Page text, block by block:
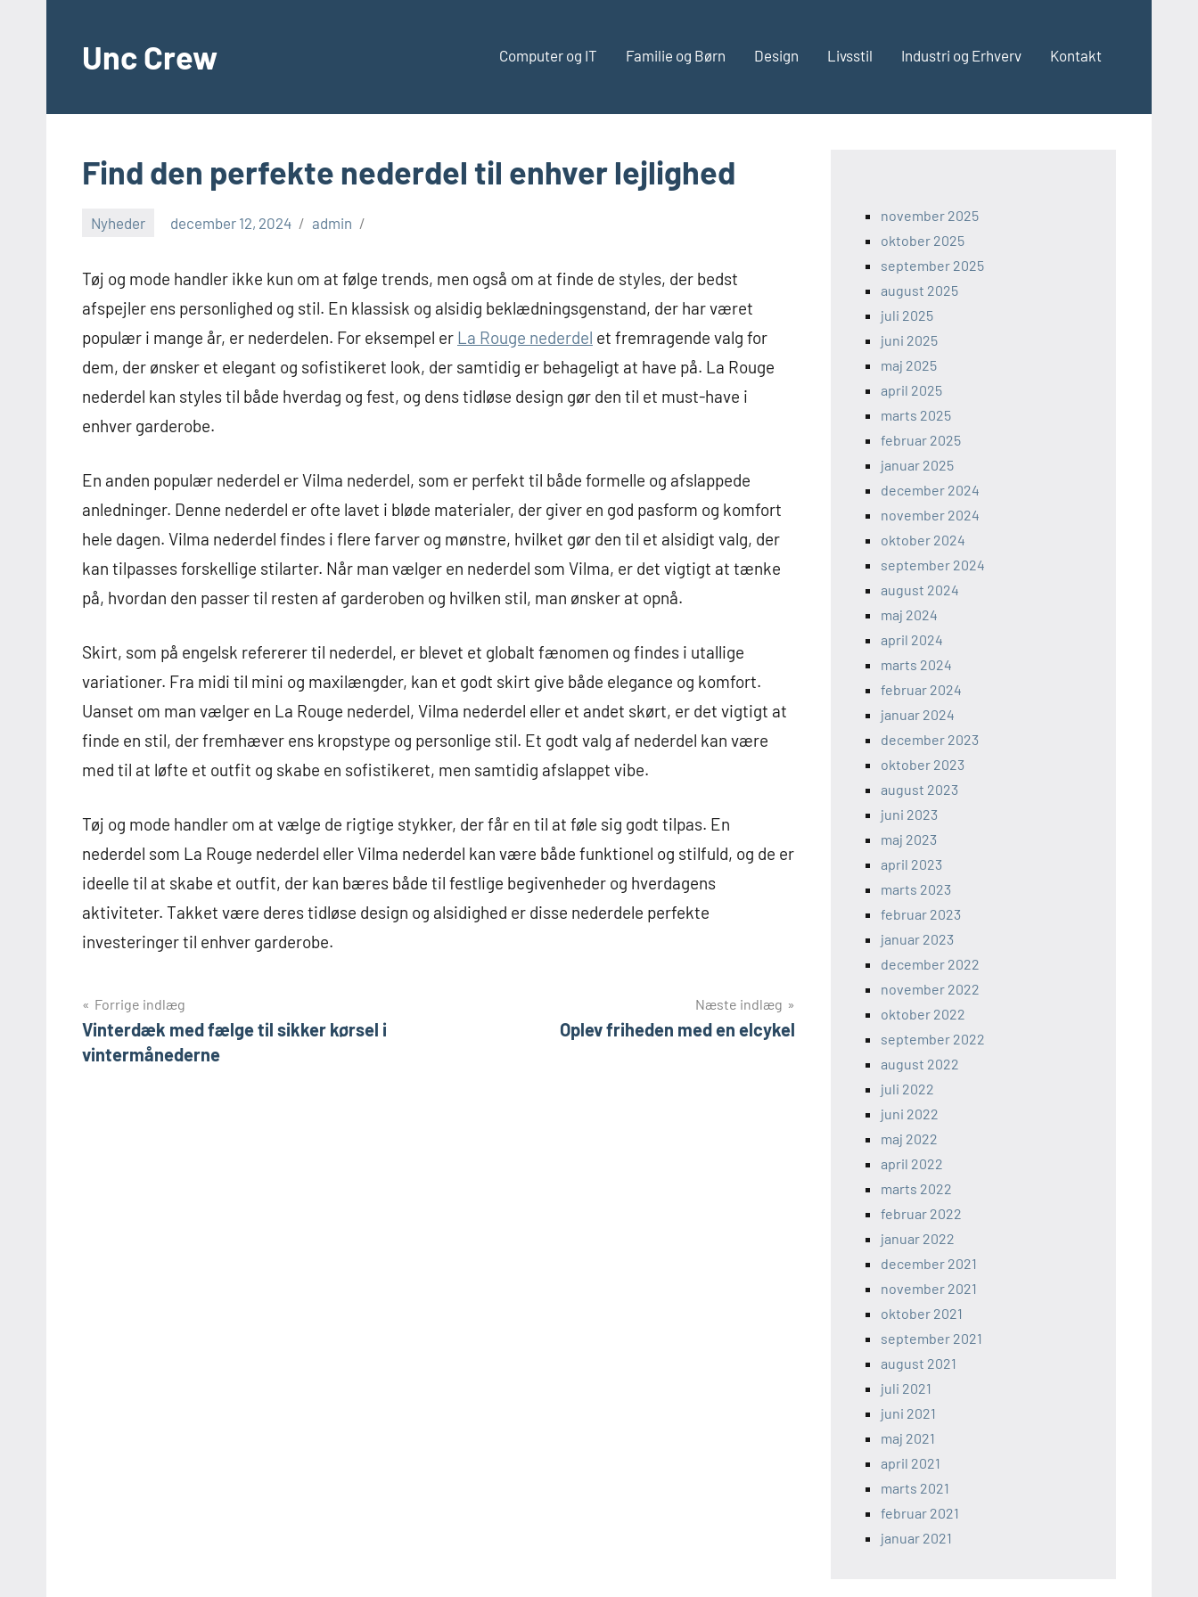
indholdUnc Crew Computer og IT Familie og Børn Design Livsstil Industri og Erhverv Kontakt
Find den perfekte nederdel til enhver lejlighed
Nyheder december 12, 2024 admin
Tøj og mode handler ikke kun om at følge trends, men også om at finde de styles, der bedst
afspejler ens personlighed og stil. En klassisk og alsidig beklædningsgenstand, der har været
populær i mange år, er nederdelen. For eksempel er La Rouge nederdel et fremragende valg for
dem, der ønsker et elegant og sofistikeret look, der samtidig er behageligt at have på. La Rouge
nederdel kan styles til både hverdag og fest, og dens tidløse design gør den til et must-have i
enhver garderobe.
En anden populær nederdel er Vilma nederdel, som er perfekt til både formelle og afslappede
anledninger. Denne nederdel er ofte lavet i bløde materialer, der giver en god pasform og komfort
hele dagen. Vilma nederdel findes i flere farver og mønstre, hvilket gør den til et alsidigt valg, der
kan tilpasses forskellige stilarter. Når man vælger en nederdel som Vilma, er det vigtigt at tænke
på, hvordan den passer til resten af garderoben og hvilken stil, man ønsker at opnå.
Skirt, som på engelsk refererer til nederdel, er blevet et globalt fænomen og findes i utallige
variationer. Fra midi til mini og maxilængder, kan et godt skirt give både elegance og komfort.
Uanset om man vælger en La Rouge nederdel, Vilma nederdel eller et andet skørt, er det vigtigt at
finde en stil, der fremhæver ens kropstype og personlige stil. Et godt valg af nederdel kan være
med til at løfte et outfit og skabe en sofistikeret, men samtidig afslappet vibe.
Tøj og mode handler om at vælge de rigtige stykker, der får en til at føle sig godt tilpas. En
nederdel som La Rouge nederdel eller Vilma nederdel kan være både funktionel og stilfuld, og de er
ideelle til at skabe et outfit, der kan bæres både til festlige begivenheder og hverdagens
aktiviteter. Takket være deres tidløse design og alsidighed er disse nederdele perfekte
investeringer til enhver garderobe.
Indlægsnavigation
Forrige indlæg
Vinterdæk med fælge til sikker kørsel i
vintermånederne
Næste indlæg
Oplev friheden med en elcykel
november 2025
oktober 2025
september 2025
august 2025
juli 2025
juni 2025
maj 2025
april 2025
marts 2025
februar 2025
januar 2025
december 2024
november 2024
oktober 2024
september 2024
august 2024
maj 2024
april 2024
marts 2024
februar 2024
januar 2024
december 2023
oktober 2023
august 2023
juni 2023
maj 2023
april 2023
marts 2023
februar 2023
januar 2023
december 2022
november 2022
oktober 2022
september 2022
august 2022
juli 2022
juni 2022
maj 2022
april 2022
marts 2022
februar 2022
januar 2022
december 2021
november 2021
oktober 2021
september 2021
august 2021
juli 2021
juni 2021
maj 2021
april 2021
marts 2021
februar 2021
januar 2021